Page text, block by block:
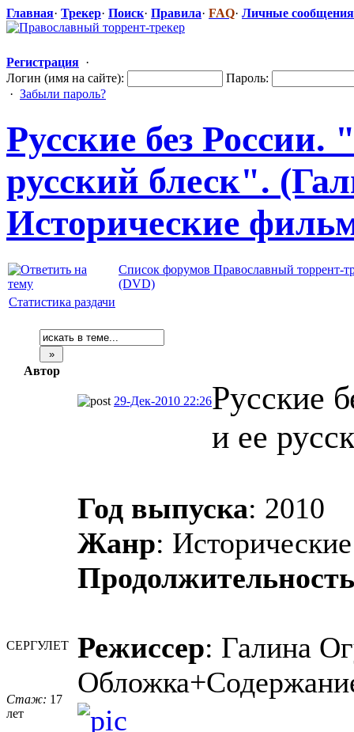
Главная· Трекер· Поиск· Правила· FAQ· Личные сообщения
Регистрация ·
Логин (имя на сайте):
Пароль:
· Забыли пароль?
Русские без России.
русский блеск".
Исторические
Список форумов Православный торрент-
(DVD)
Статистика раздачи
Автор
СЕРГУЛЕТ
Стаж: 17
лет
29-Дек-2010 22:26Русские
и ее
Год выпуска: 2010
Жанр:
Продолжительность
Режиссер: Галина